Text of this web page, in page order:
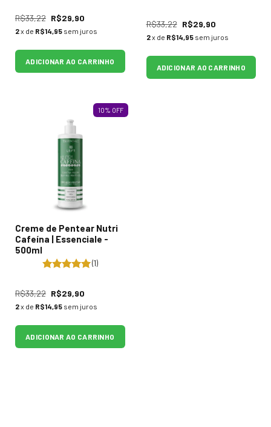
R$33,22 R$29,90
2x de R$14,95 sem juros
ADICIONAR AO CARRINHO
R$33,22 R$29,90
2x de R$14,95 sem juros
ADICIONAR AO CARRINHO
10% OFF
Creme de Pentear Nutri
Cafeína | Essenciale -
500ml
(1)
R$33,22 R$29,90
2x de R$14,95 sem juros
ADICIONAR AO CARRINHO